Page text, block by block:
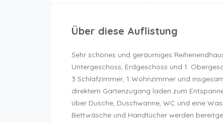
Über diese Auflistung
Sehr schönes und geräumiges
Untergeschoss, Erdgeschoss und 1.
3 Schlafzimmer, 1 Wohnzimmer und
direktem Gartenzugang laden zum
über Dusche, Duschwanne, WC und eine
Bettwäsche und Handtücher werden